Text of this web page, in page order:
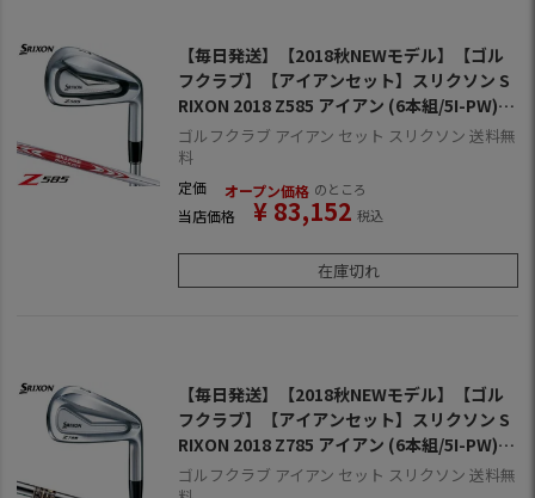
【毎日発送】【2018秋NEWモデル】【ゴル
フクラブ】【アイアンセット】スリクソン S
RIXON 2018 Z585 アイアン (6本組/5I-PW)
[N.S.PRO MODUS3 TOUR105 DST スチール
シャフト装着](日本正規品)【ZERO SRIXO
N】【ゼロスリクソン】
ゴルフクラブ アイアン セット スリクソン 送料無
料
定価 オープン価格 のところ
当店価格 ¥ 83,152 税込
在庫切れ
【毎日発送】【2018秋NEWモデル】【ゴル
フクラブ】【アイアンセット】スリクソン S
RIXON 2018 Z785 アイアン (6本組/5I-PW)
[ダイナミックゴールド DST スチールシャフ
ゴルフクラブ アイアン セット スリクソン 送料無